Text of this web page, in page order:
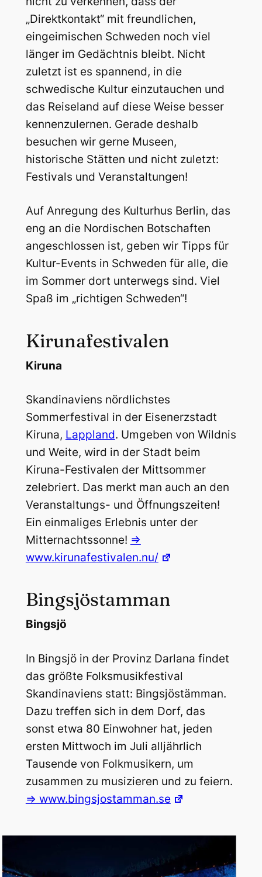
„Direktkontakt“ mit freundlichen,
eingeimischen Schweden noch viel
länger im Gedächtnis bleibt. Nicht
zuletzt ist es spannend, in die
schwedische Kultur einzutauchen und
das Reiseland auf diese Weise besser
kennenzulernen. Gerade deshalb
besuchen wir gerne Museen,
historische Stätten und nicht zuletzt:
Festivals und Veranstaltungen!
Auf Anregung des Kulturhus Berlin, das
eng an die Nordischen Botschaften
angeschlossen ist, geben wir Tipps für
Kultur-Events in Schweden für alle, die
im Sommer dort unterwegs sind. Viel
Spaß im „richtigen Schweden“!
Kirunafestivalen
Kiruna
Skandinaviens nördlichstes
Sommerfestival in der Eisenerzstadt
Kiruna, Lappland. Umgeben von Wildnis
und Weite, wird in der Stadt beim
Kiruna-Festivalen der Mittsommer
zelebriert. Das merkt man auch an den
Veranstaltungs- und Öffnungszeiten!
Ein einmaliges Erlebnis unter der
Mitternachtssonne! =>
www.kirunafestivalen.nu/
Bingsjöstamman
Bingsjö
In Bingsjö in der Provinz Darlana findet
das größte Folksmusikfestival
Skandinaviens statt: Bingsjöstämman.
Dazu treffen sich in dem Dorf, das
sonst etwa 80 Einwohner hat, jeden
ersten Mittwoch im Juli alljährlich
Tausende von Folkmusikern, um
zusammen zu musizieren und zu feiern.
=> www.bingsjostamman.se